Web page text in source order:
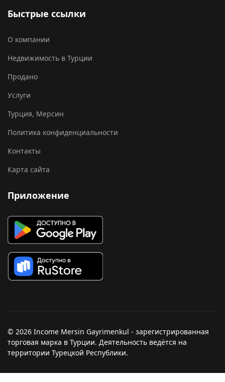
Быстрые ссылки
О компании
Недвижимость в Турции
Продано
Услуги
Турция, Мерсин
Политика конфиденциальности
Контакты
Карта сайта
Приложение
© 2026 Income Mersin Gayrimenkul - зарегистрированная
торговая марка в Турции. Деятельность ведётся на
территории Турецкой Республики.